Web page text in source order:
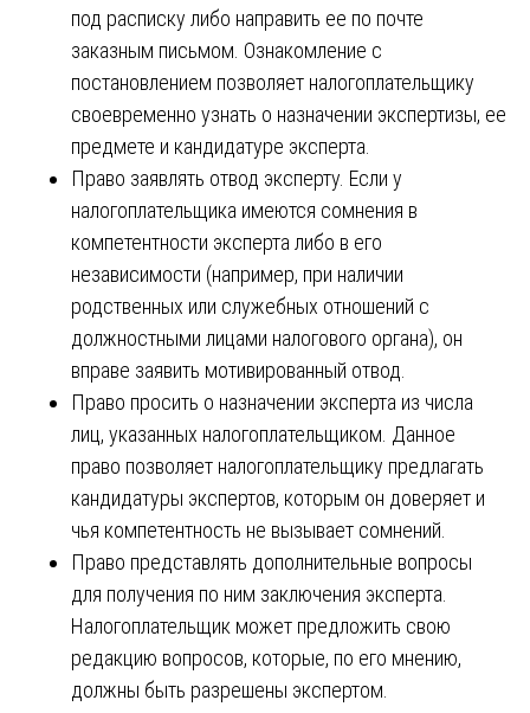
под расписку либо направить ее по почте
заказным письмом. Ознакомление с
постановлением позволяет налогоплательщику
своевременно узнать о назначении экспертизы, ее
предмете и кандидатуре эксперта.
Право заявлять отвод эксперту. Если у
налогоплательщика имеются сомнения в
компетентности эксперта либо в его
независимости (например, при наличии
родственных или служебных отношений с
должностными лицами налогового органа), он
вправе заявить мотивированный отвод.
Право просить о назначении эксперта из числа
лиц, указанных налогоплательщиком. Данное
право позволяет налогоплательщику предлагать
кандидатуры экспертов, которым он доверяет и
чья компетентность не вызывает сомнений.
Право представлять дополнительные вопросы
для получения по ним заключения эксперта.
Налогоплательщик может предложить свою
редакцию вопросов, которые, по его мнению,
должны быть разрешены экспертом.